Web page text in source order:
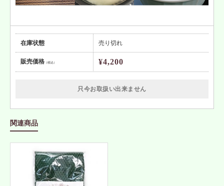
在庫状態 売り切れ
販売価格（税込） ¥4,200
只今お取扱い出来ません
関連商品